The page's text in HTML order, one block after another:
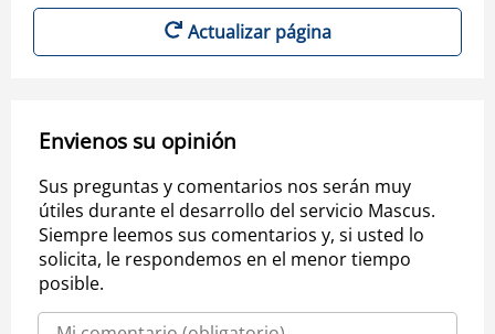
Actualizar página
Envienos su opinión
Sus preguntas y comentarios nos serán muy
útiles durante el desarrollo del servicio Mascus.
Siempre leemos sus comentarios y, si usted lo
solicita, le respondemos en el menor tiempo
posible.